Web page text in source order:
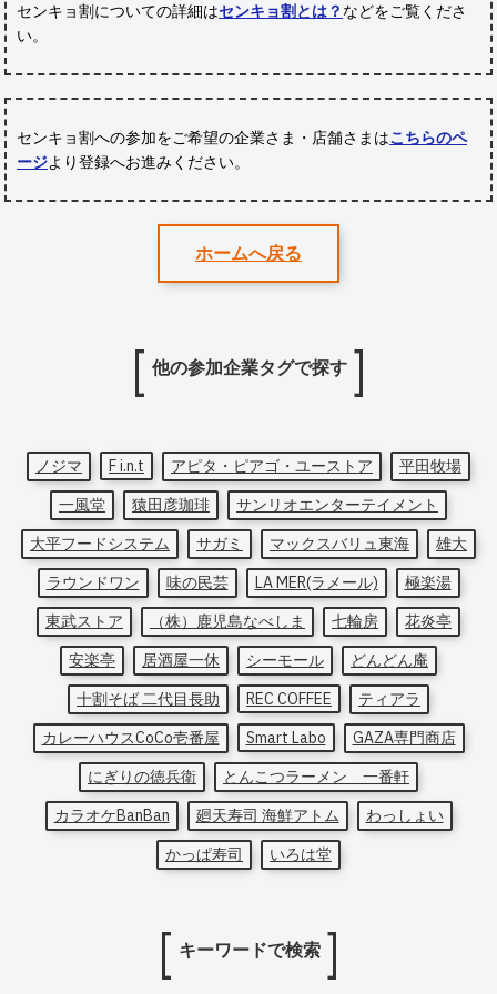
センキョ割についての詳細はセンキョ割とは？ などをご覧くださ
い。
センキョ割への参加をご希望の企業さま・店舗さまはこちらのペ
ージより登録へお進みください。
ホームへ戻る
他の参加企業タグで探す
ノジマ F i.n.t アピタ・ピアゴ・ユーストア
平田牧場
一風堂
猿田彦珈琲
サンリオエンターテイメント
大平フードシステム
サガミ マックスバリュ東海
雄大
ラウンドワン
味の民芸 LA MER(ラメール)
極楽湯
東武ストア
（株）鹿児島なべしま 七輪房
花炎亭
安楽亭
居酒屋一休 シーモール
どんどん庵
十割そば 二代目長助
REC COFFEE
ティアラ
カレーハウスCoCo壱番屋
Smart Labo
GAZA専門商店
にぎりの徳兵衛
とんこつラーメン 一番軒
カラオケBanBan
廻天寿司 海鮮アトム
わっしょい
かっぱ寿司
いろは堂
キーワードで検索